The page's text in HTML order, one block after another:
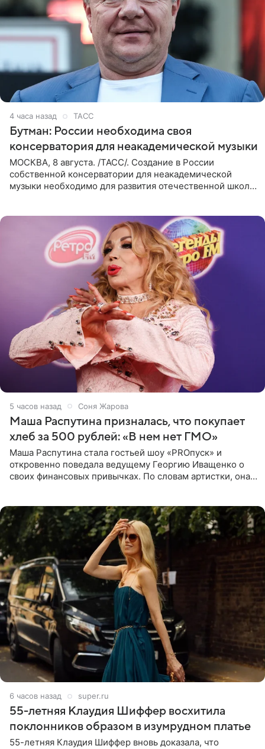
4 часа назад ТАСС
Бутман: России необходима своя
консерватория для неакадемической музыки
МОСКВА, 8 августа. /ТАСС/. Создание в России
собственной консерватории для неакадемической
музыки необходимо для развития отечественной школы
5 часов назад Соня Жарова
Маша Распутина призналась, что покупает
хлеб за 500 рублей: «В нем нет ГМО»
Маша Распутина стала гостьей шоу «PROпуск» и
откровенно поведала ведущему Георгию Иващенко о
своих финансовых привычках. По словам артистки, она
6 часов назад super.ru
55-летняя Клаудия Шиффер восхитила
поклонников образом в изумрудном платье
55-летняя Клаудия Шиффер вновь доказала, что